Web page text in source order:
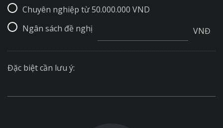
Chuyên nghiệp từ 50.000.000 VND
Ngân sách đề nghị
VNĐ
Đặc biệt cần lưu ý: